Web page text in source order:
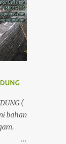
tidak
-
(
bahan